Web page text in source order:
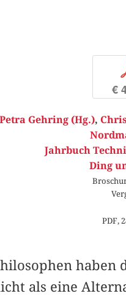
€
Petra Gehring (Hg.),
Jahrbuch
Ding
PDF,
haben
als eine